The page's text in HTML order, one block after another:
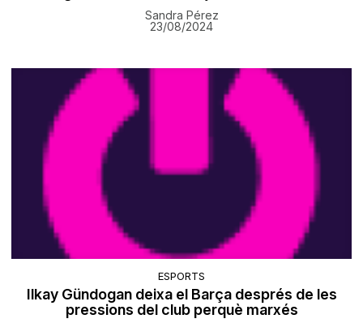
Sandra Pérez
23/08/2024
ESPORTS
Ilkay Gündogan deixa el Barça després de les
pressions del club perquè marxés